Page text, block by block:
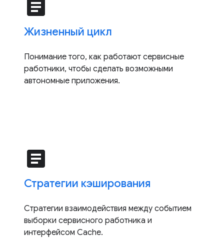
article
Жизненный цикл
Понимание того, как работают сервисные
работники, чтобы сделать возможными
автономные приложения.
article
Стратегии кэширования
Стратегии взаимодействия между событием
выборки сервисного работника и
интерфейсом Cache.